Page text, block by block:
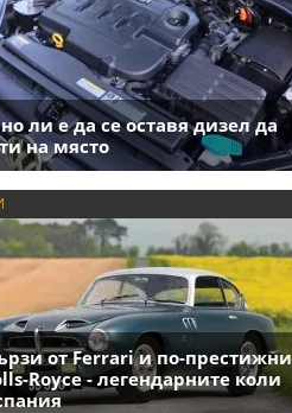
ли е да се оставя дизел да
на място
от Ferrari и по-престижни
Royce - легендарните коли